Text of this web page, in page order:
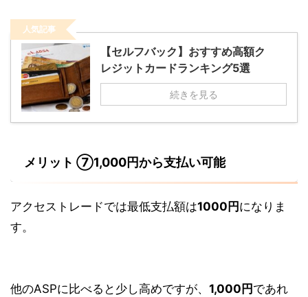
人気記事
【セルフバック】おすすめ高額ク
レジットカードランキング5選
続きを見る
メリット ⑦1,000円から支払い可能
アクセストレードでは最低支払額は1000円 になりま
す。
他のASPに比べると少し高めですが、 1,000円 であれ